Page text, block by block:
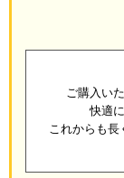
ご購入い
快適
これからも長